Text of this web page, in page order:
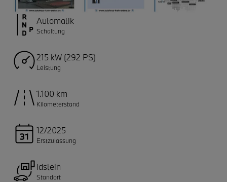
Automatik
Schaltung
215 kW (292 PS)
Leistung
1.100 km
Kilometerstand
12/2025
Erstzulassung
Idstein
Standort